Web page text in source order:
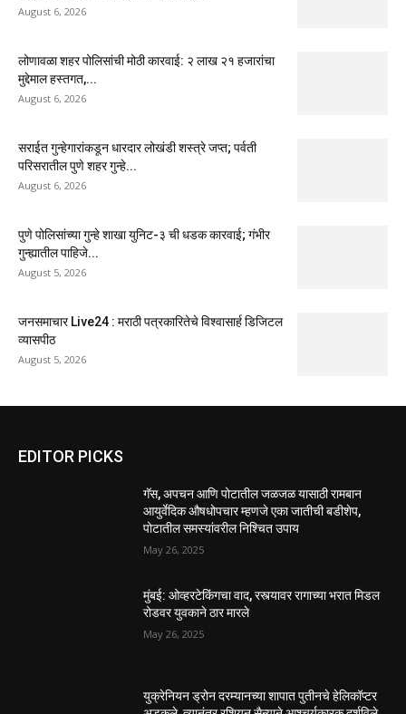
August 6, 2026
लोणावळा शहर पोलिसांची मोठी कारवाई: २ लाख २१ हजारांचा
मुद्देमाल हस्तगत,...
August 6, 2026
सराईत गुन्हेगारांकडून धारदार लोखंडी शस्त्रे जप्त; पर्वती
परिसरातील पुणे शहर गुन्हे...
August 6, 2026
पुणे पोलिसांच्या गुन्हे शाखा युनिट-३ ची धडक कारवाई; गंभीर
गुन्ह्यातील पाहिजे...
August 5, 2026
जनसमाचार Live24 : मराठी पत्रकारितेचे विश्वासार्ह डिजिटल
व्यासपीठ
August 5, 2026
EDITOR PICKS
गॅस, अपचन आणि पोटातील जळजळ यासाठी रामबान
आयुर्वेदिक औषधोपचार म्हणजे एका जातीची बडीशेप,
पोटातील समस्यांवरील निश्चित उपाय
May 26, 2025
मुंबई: ओव्हरटेकिंगचा वाद, रस्त्यावर रागाच्या भरात मिडल
रोडवर युवकाने ठार मारले
May 26, 2025
युक्रेनियन ड्रोन दरम्यानच्या शापात पुतीनचे हेलिकॉप्टर